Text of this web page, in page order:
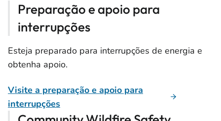
Preparação e apoio para
interrupções
Esteja preparado para interrupções de energia e
obtenha apoio.
Visite a preparação e apoio para
interrupções